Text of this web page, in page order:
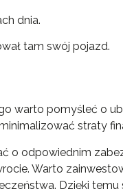
dnia.
tam swój pojazd.
warto pomyśleć o
straty
o odpowiednim
Warto
Dzięki temu